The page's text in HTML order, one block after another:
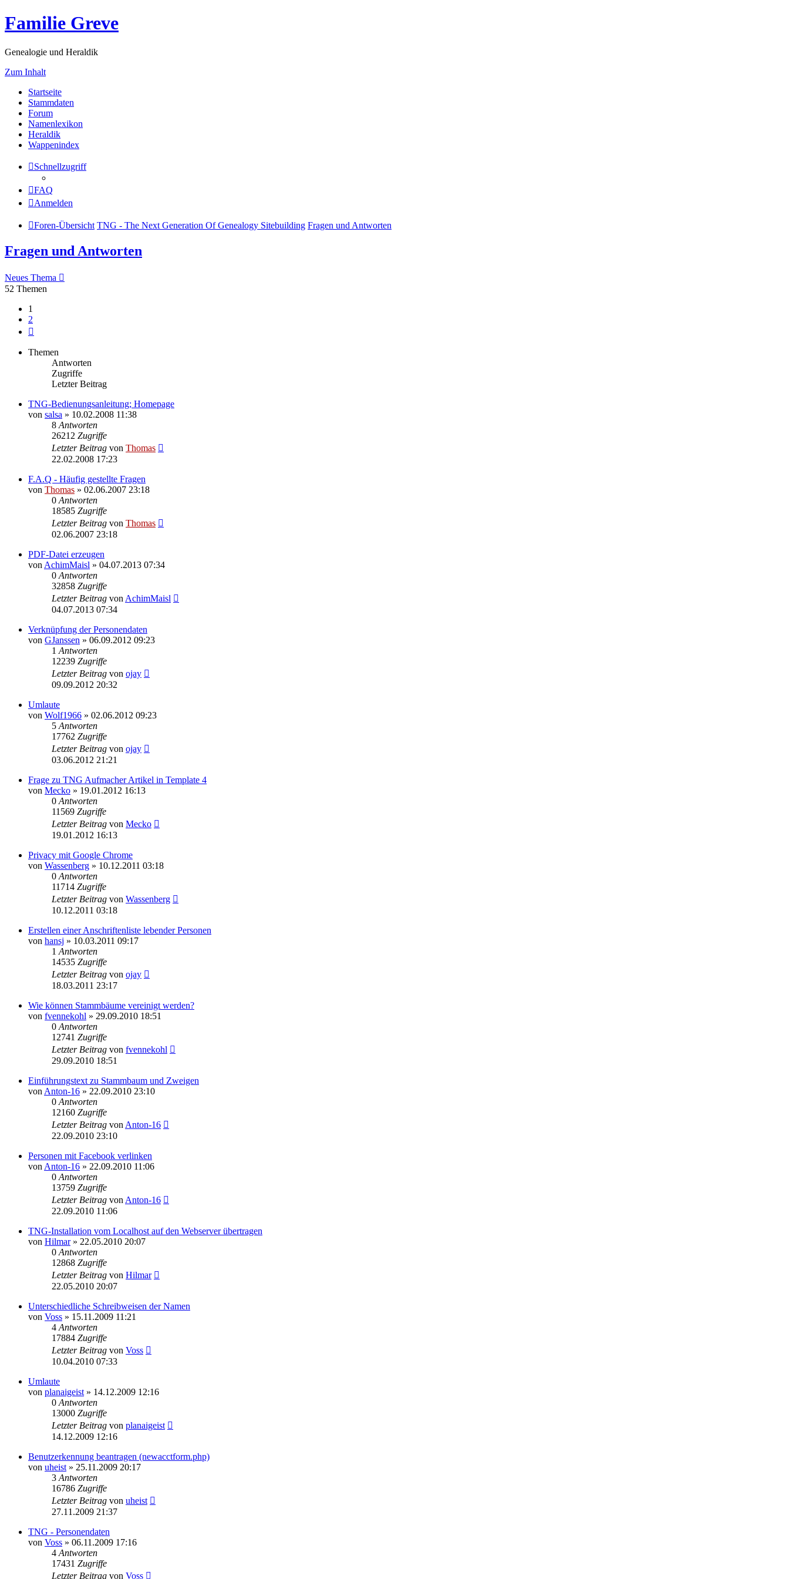
Familie Greve
Genealogie und Heraldik
Zum Inhalt
Startseite
Stammdaten
Forum
Namenlexikon
Heraldik
Wappenindex
Schnellzugriff
FAQ
Anmelden
Foren-Übersicht TNG - The Next Generation Of Genealogy Sitebuilding Fragen und Antworten
Fragen und Antworten
Neues Thema
52 Themen
1
2
Themen
Antworten
Zugriffe
Letzter Beitrag
TNG-Bedienungsanleitung; Homepage
von salsa » 10.02.2008 11:38
8 Antworten
26212 Zugriffe
Letzter Beitrag von Thomas
22.02.2008 17:23
F.A.Q - Häufig gestellte Fragen
von Thomas » 02.06.2007 23:18
0 Antworten
18585 Zugriffe
Letzter Beitrag von Thomas
02.06.2007 23:18
PDF-Datei erzeugen
von AchimMaisl » 04.07.2013 07:34
0 Antworten
32858 Zugriffe
Letzter Beitrag von AchimMaisl
04.07.2013 07:34
Verknüpfung der Personendaten
von GJanssen » 06.09.2012 09:23
1 Antworten
12239 Zugriffe
Letzter Beitrag von ojay
09.09.2012 20:32
Umlaute
von Wolf1966 » 02.06.2012 09:23
5 Antworten
17762 Zugriffe
Letzter Beitrag von ojay
03.06.2012 21:21
Frage zu TNG Aufmacher Artikel in Template 4
von Mecko » 19.01.2012 16:13
0 Antworten
11569 Zugriffe
Letzter Beitrag von Mecko
19.01.2012 16:13
Privacy mit Google Chrome
von Wassenberg » 10.12.2011 03:18
0 Antworten
11714 Zugriffe
Letzter Beitrag von Wassenberg
10.12.2011 03:18
Erstellen einer Anschriftenliste lebender Personen
von hansj » 10.03.2011 09:17
1 Antworten
14535 Zugriffe
Letzter Beitrag von ojay
18.03.2011 23:17
Wie können Stammbäume vereinigt werden?
von fvennekohl » 29.09.2010 18:51
0 Antworten
12741 Zugriffe
Letzter Beitrag von fvennekohl
29.09.2010 18:51
Einführungstext zu Stammbaum und Zweigen
von Anton-16 » 22.09.2010 23:10
0 Antworten
12160 Zugriffe
Letzter Beitrag von Anton-16
22.09.2010 23:10
Personen mit Facebook verlinken
von Anton-16 » 22.09.2010 11:06
0 Antworten
13759 Zugriffe
Letzter Beitrag von Anton-16
22.09.2010 11:06
TNG-Installation vom Localhost auf den Webserver übertragen
von Hilmar» 22.05.2010 20:07
0 Antworten
12868 Zugriffe
Letzter Beitrag von Hilmar
22.05.2010 20:07
Unterschiedliche Schreibweisen der Namen
von Voss » 15.11.2009 11:21
4 Antworten
17884 Zugriffe
Letzter Beitrag von Voss
10.04.2010 07:33
Umlaute
von planaigeist » 14.12.2009 12:16
0 Antworten
13000 Zugriffe
Letzter Beitrag von planaigeist
14.12.2009 12:16
Benutzerkennung beantragen (newacctform.php)
von uheist » 25.11.2009 20:17
3 Antworten
16786 Zugriffe
Letzter Beitrag von uheist
27.11.2009 21:37
TNG - Personendaten
von Voss » 06.11.2009 17:16
4 Antworten
17431 Zugriffe
Letzter Beitrag von Voss